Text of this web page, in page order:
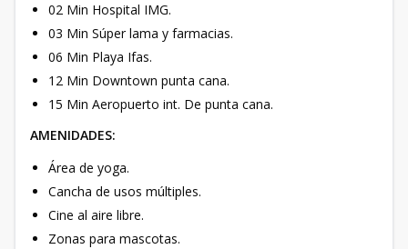
02 Min Hospital IMG.
03 Min Súper lama y farmacias.
06 Min Playa Ifas.
12 Min Downtown punta cana.
15 Min Aeropuerto int. De punta cana.
AMENIDADES:
Área de yoga.
Cancha de usos múltiples.
Cine al aire libre.
Zonas para mascotas.